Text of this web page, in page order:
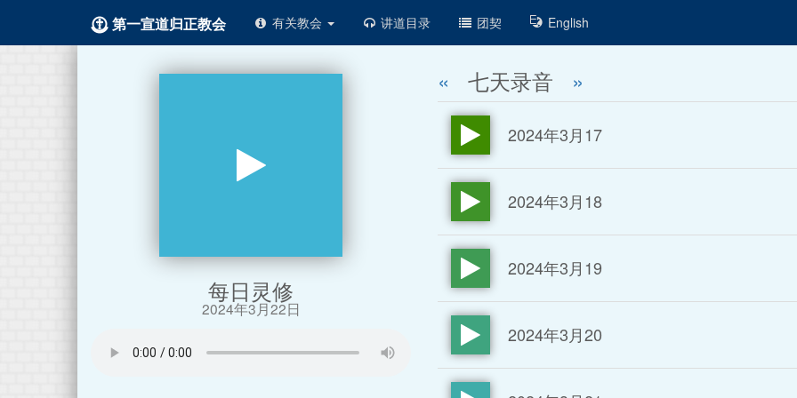
第一宣道归正教会 有关教会 讲道目录 团契 English
每日灵修
2024年3月22日
« 七天录音 »
2024年3月17
2024年3月18
2024年3月19
2024年3月20